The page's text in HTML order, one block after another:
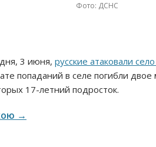
Фото: ДСНС
3 июня, русские атаковали
попаданий в селе погибли
17-летний подросток.
→